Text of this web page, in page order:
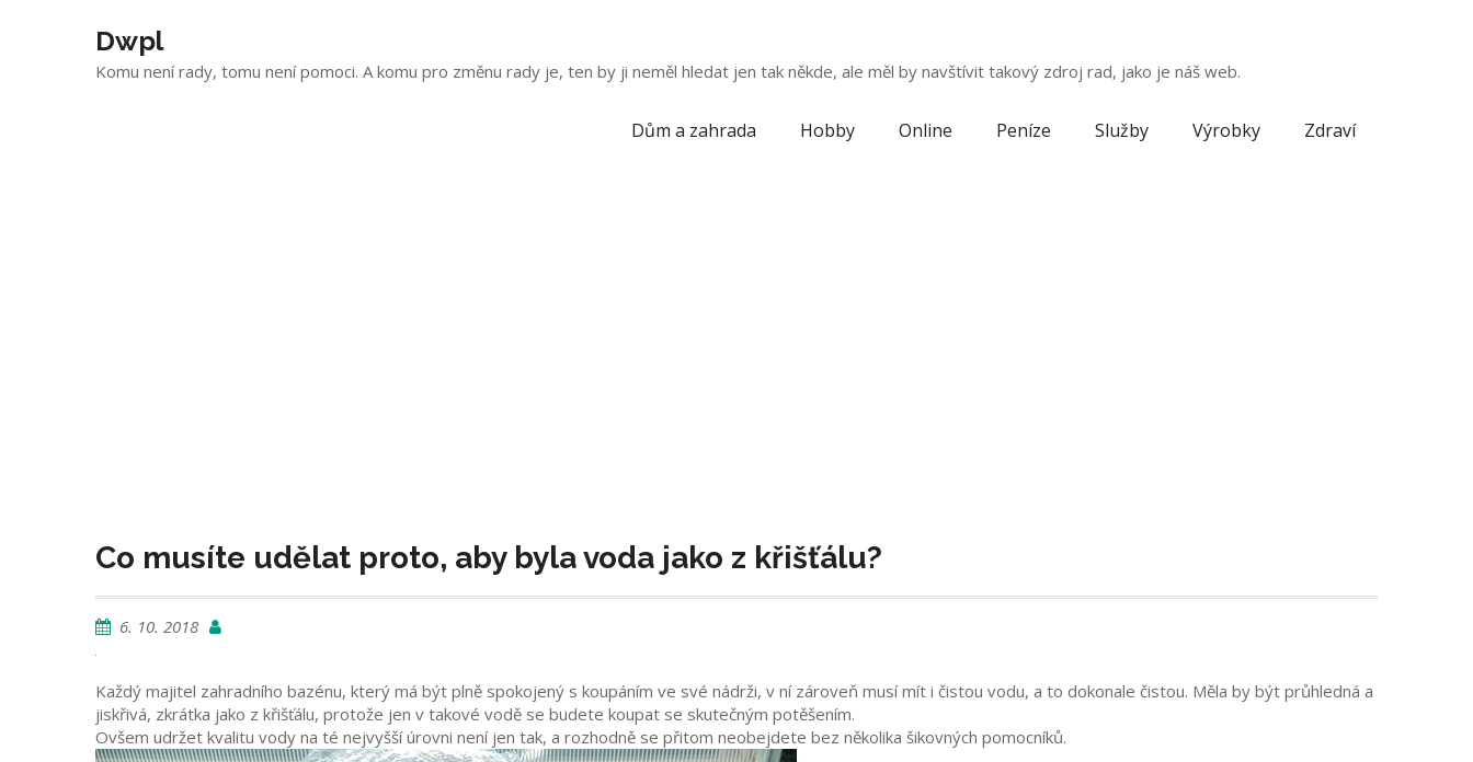
Dwpl
Komu není rady, tomu není pomoci. A komu pro změnu rady je, ten by ji neměl hledat jen tak někde, ale měl by navštívit takový zdroj rad, jako je náš web.
Dům a zahrada Hobby Online Peníze Služby Výrobky Zdraví
Co musíte udělat proto, aby byla voda jako z křišťálu?
6. 10. 2018
Každý majitel zahradního bazénu, který má být plně spokojený s koupáním ve své nádrži, v ní zároveň musí mít i čistou vodu, a to dokonale čistou. Měla by být průhledná a
jiskřivá, zkrátka jako z křišťálu, protože jen v takové vodě se budete koupat se skutečným potěšením.
Ovšem udržet kvalitu vody na té nejvyšší úrovni není jen tak, a rozhodně se přitom neobejdete bez několika šikovných pomocníků.